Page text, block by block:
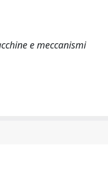
e meccanismi